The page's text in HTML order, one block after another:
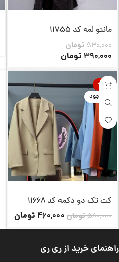
مانتو لمه کد 11755
530,000تومان
390,000 تومان
-21%
ناموجود
کت تک دو دکمه کد 11668
580,000تومان 460,000 تومان
راهنمای خرید از ری ری